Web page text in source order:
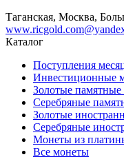
Таганская, Москва,
Каталог
Поступления
Инвестиционные
Золотые
Серебряные
Золотые
Серебряные
Монеты из
Все монеты